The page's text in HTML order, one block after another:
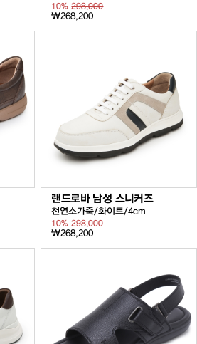
10%298,000
₩268,200
랜드로바 남성 스니커즈
천연소가죽/화이트/4cm
10%298,000
₩268,200